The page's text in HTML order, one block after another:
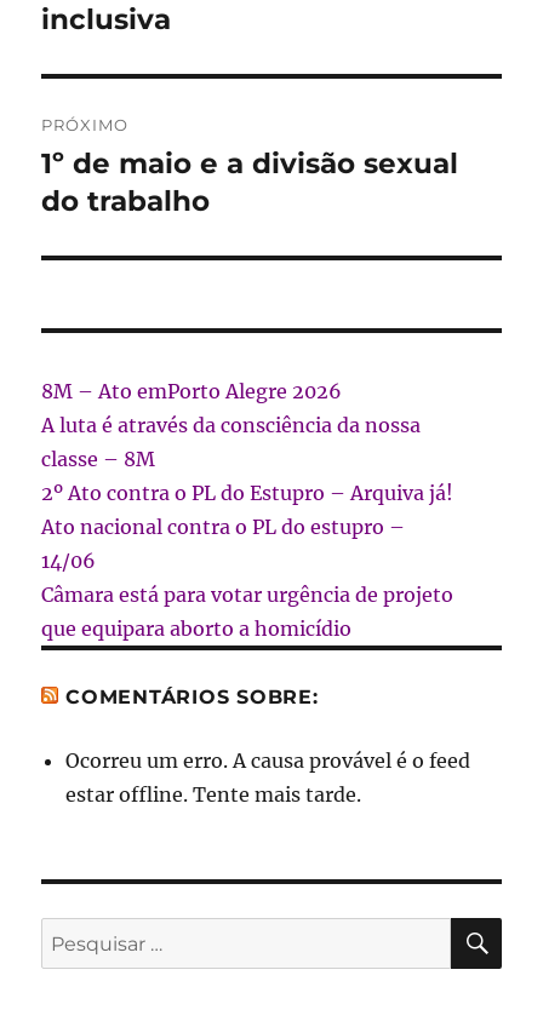
inclusiva
PRÓXIMO
Próximo
post:
1º de maio e a divisão sexual
do trabalho
8M – Ato emPorto Alegre 2026
A luta é através da consciência da nossa
classe – 8M
2º Ato contra o PL do Estupro – Arquiva já!
Ato nacional contra o PL do estupro –
14/06
Câmara está para votar urgência de projeto
que equipara aborto a homicídio
COMENTÁRIOS SOBRE:
Ocorreu um erro. A causa provável é o feed
estar offline. Tente mais tarde.
Pesquisar
por: